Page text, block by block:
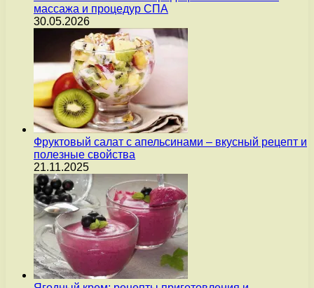
массажа и процедур СПА
30.05.2026
Фруктовый салат с апельсинами – вкусный рецепт и
полезные свойства
21.11.2025